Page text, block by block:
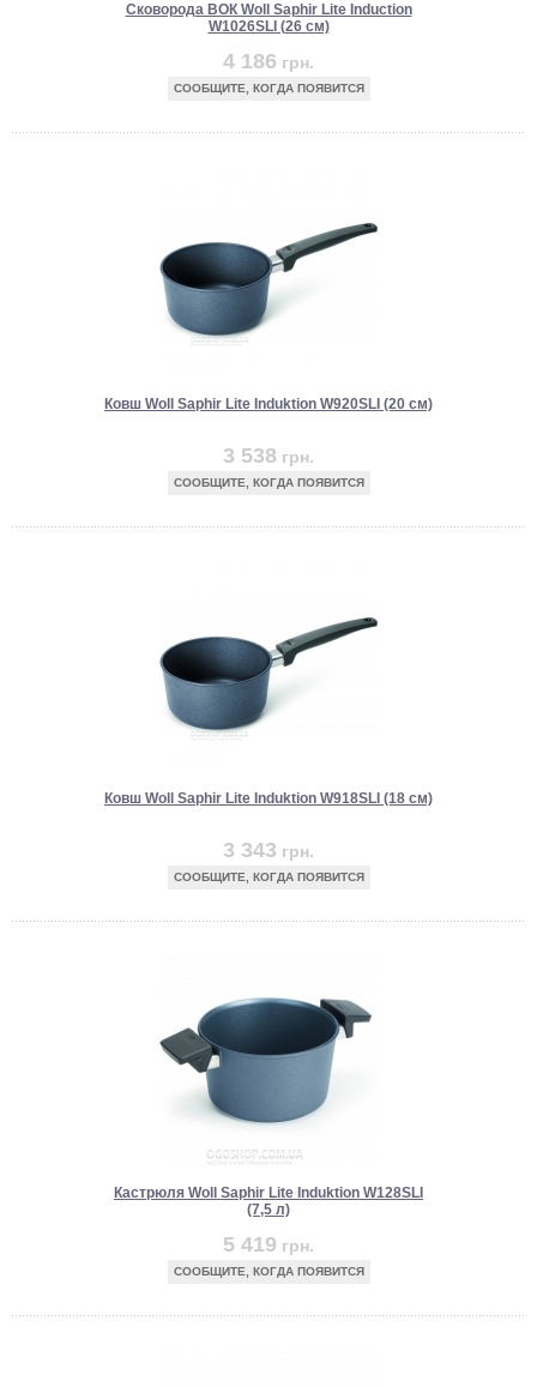
Сковорода ВОК Woll Saphir Lite Induction
W1026SLI (26 см)
4 186 грн.
СООБЩИТЕ, КОГДА ПОЯВИТСЯ
Ковш Woll Saphir Lite Induktion W920SLI (20 см)
3 538 грн.
СООБЩИТЕ, КОГДА ПОЯВИТСЯ
Ковш Woll Saphir Lite Induktion W918SLI (18 см)
3 343 грн.
СООБЩИТЕ, КОГДА ПОЯВИТСЯ
Кастрюля Woll Saphir Lite Induktion W128SLI
(7,5 л)
5 419 грн.
СООБЩИТЕ, КОГДА ПОЯВИТСЯ